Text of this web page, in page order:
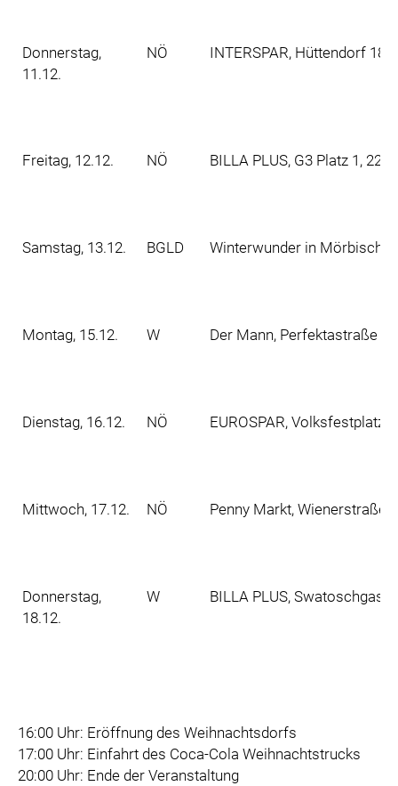
Donnerstag,
11.12.
NÖ INTERSPAR, Hüttendorf
Freitag, 12.12. NÖ BILLA PLUS, G3 Platz 1,
Samstag, 13.12. BGLD Winterwunder in Mörbisch
Montag, 15.12. W Der Mann, Perfektastraße
Dienstag, 16.12. NÖ EUROSPAR, Volksfestplatz
Mittwoch, 17.12. NÖ Penny Markt, Wienerstraße
Donnerstag,
18.12.
W BILLA PLUS,
16:00 Uhr: Eröffnung des Weihnachtsdorfs
17:00 Uhr: Einfahrt des Coca-Cola Weihnachtstrucks
20:00 Uhr: Ende der Veranstaltung